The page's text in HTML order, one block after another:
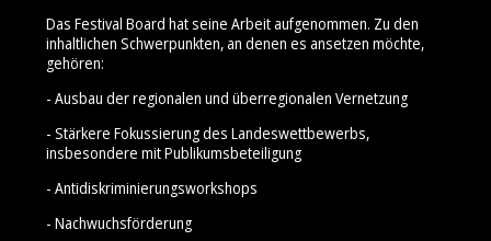
Das Festival Board hat seine Arbeit aufgenommen. Zu den
inhaltlichen Schwerpunkten, an denen es ansetzen möchte,
gehören:
- Ausbau der regionalen und überregionalen Vernetzung
- Stärkere Fokussierung des Landeswettbewerbs,
insbesondere mit Publikumsbeteiligung
- Antidiskriminierungsworkshops
- Nachwuchsförderung